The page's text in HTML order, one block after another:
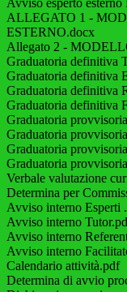
Avviso esperto
ALLEGATO 1 -
ESTERNO.docx
Allegato 2 -
Graduatoria definitiva
Graduatoria definitiva
Graduatoria definitiva
Graduatoria definitiva
Graduatoria
Graduatoria
Graduatoria
Graduatoria
Verbale valutazione
Determina per
Avviso interno Esperti
Avviso interno
Avviso interno
Avviso interno
Calendario attività.pdf
Determina di avvio